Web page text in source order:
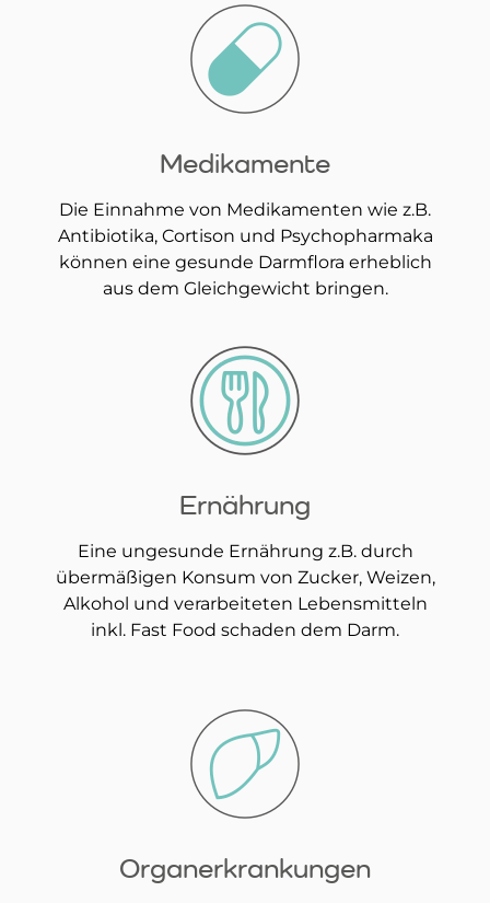
Medikamente
Die Einnahme von Medikamenten wie z.B.
Antibiotika, Cortison und Psychopharmaka
können eine gesunde Darmflora erheblich
aus dem Gleichgewicht bringen.
Ernährung
Eine ungesunde Ernährung z.B. durch
übermäßigen Konsum von Zucker, Weizen,
Alkohol und verarbeiteten Lebensmitteln
inkl. Fast Food schaden dem Darm.
Organerkrankungen